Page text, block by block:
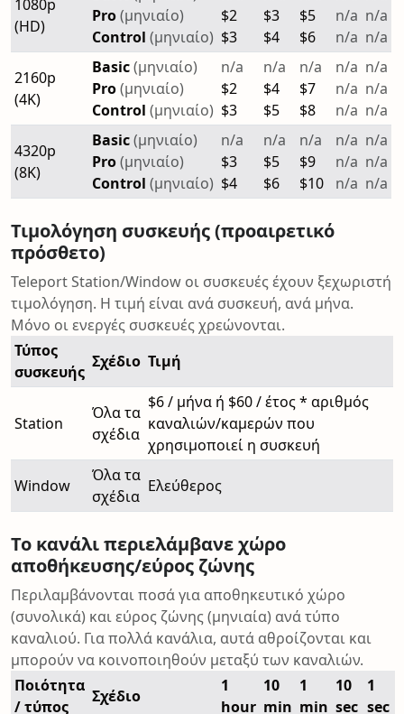
1080p
(HD)
Pro(μηνιαίο)
Control (μηνιαίο)
$2
$3
$3
$4
$5
$6
n/a
n/a
n/a
n/a
2160p
(4K)
Basic(μηνιαίο)
Pro(μηνιαίο)
Control (μηνιαίο)
n/a
$2
$3
n/a
$4
$5
n/a
$7
$8
n/a
n/a
n/a
n/a
n/a
n/a
4320p
(8K)
Basic(μηνιαίο)
Pro(μηνιαίο)
Control (μηνιαίο)
n/a
$3
$4
n/a
$5
$6
n/a
$9
$10
n/a
n/a
n/a
n/a
n/a
n/a
Τιμολόγηση συσκευής (προαιρετικό
πρόσθετο)
Teleport Station/Window οι συσκευές έχουν ξεχωριστή
τιμολόγηση. Η τιμή είναι ανά συσκευή, ανά μήνα.
Μόνο οι ενεργές συσκευές χρεώνονται.
Τύπος
συσκευής
Σχέδιο Τιμή
Station
Όλα τα
σχέδια
$6 / μήνα ή $60 / έτος * αριθμός
καναλιών/καμερών που
χρησιμοποιεί η συσκευή
Window
Όλα τα
σχέδια
Ελεύθερος
Το κανάλι περιελάμβανε χώρο
αποθήκευσης/εύρος ζώνης
Περιλαμβάνονται ποσά για αποθηκευτικό χώρο
(συνολικά) και εύρος ζώνης (μηνιαία) ανά τύπο
καναλιού. Για πολλά κανάλια, αυτά αθροίζονται και
μπορούν να κοινοποιηθούν μεταξύ των καναλιών.
Ποιότητα
/ τύπος
Σχέδιο
1
hour
10
min
1
min
10
sec
1
sec